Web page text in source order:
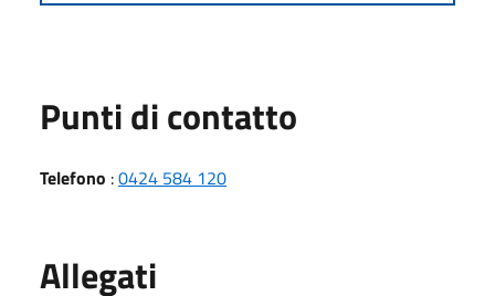
Punti di contatto
Telefono :0424 584 120
Allegati